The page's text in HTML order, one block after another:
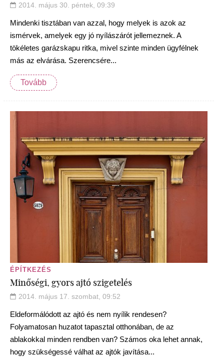
2014. május 30. péntek, 09:39
Mindenki tisztában van azzal, hogy melyek is azok az
ismérvek, amelyek egy jó nyílászárót jellemeznek. A
tökéletes garázskapu ritka, mivel szinte minden ügyfélnek
más az elvárása. Szerencsére...
Tovább
ÉPÍTKEZÉS
Minőségi, gyors ajtó szigetelés
2014. május 17. szombat, 09:52
Eldeformálódott az ajtó és nem nyílik rendesen?
Folyamatosan huzatot tapasztal otthonában, de az
ablakokkal minden rendben van? Számos oka lehet annak,
hogy szükségessé válhat az ajtók javítása...